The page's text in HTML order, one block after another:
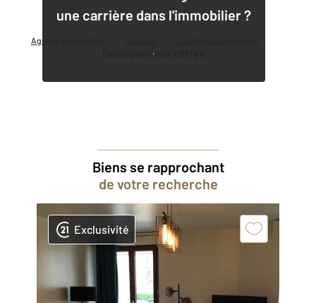
Agence immobilière
une carrière dans l'immobilier ?
Découvrir nos offres
Biens se rapprochant
de votre recherche
Exclusivité